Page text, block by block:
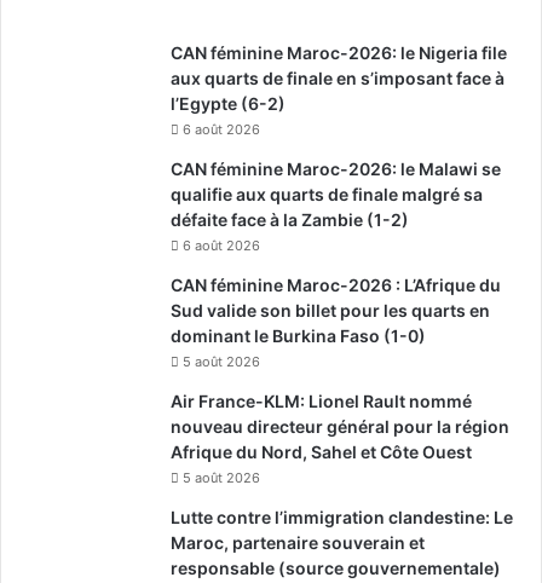
CAN féminine Maroc-2026: le Nigeria file
aux quarts de finale en s’imposant face à
l’Egypte (6-2)
6 août 2026
CAN féminine Maroc-2026: le Malawi se
qualifie aux quarts de finale malgré sa
défaite face à la Zambie (1-2)
6 août 2026
CAN féminine Maroc-2026 : L’Afrique du
Sud valide son billet pour les quarts en
dominant le Burkina Faso (1-0)
5 août 2026
Air France-KLM: Lionel Rault nommé
nouveau directeur général pour la région
Afrique du Nord, Sahel et Côte Ouest
5 août 2026
Lutte contre l’immigration clandestine: Le
Maroc, partenaire souverain et
responsable (source gouvernementale)